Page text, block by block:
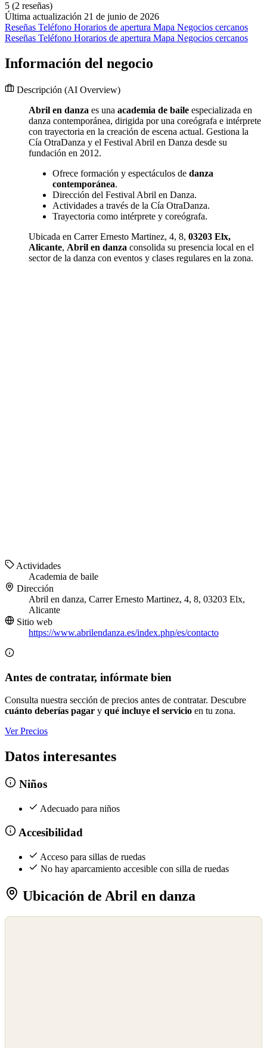
5 (2 reseñas)
Última actualización 21 de junio de 2026
Reseñas Teléfono Horarios de apertura Mapa Negocios cercanos
Reseñas Teléfono Horarios de apertura Mapa Negocios cercanos
Información del negocio
Descripción (AI Overview)
Abril en danza es una academia de baile especializada en
danza contemporánea, dirigida por una coreógrafa e intérprete
con trayectoria en la creación de escena actual. Gestiona la
Cía OtraDanza y el Festival Abril en Danza desde su
fundación en 2012.
Ofrece formación y espectáculos de danza
contemporánea.
Dirección del Festival Abril en Danza.
Actividades a través de la Cía OtraDanza.
Trayectoria como intérprete y coreógrafa.
Ubicada en Carrer Ernesto Martinez, 4, 8, 03203 Elx,
Alicante, Abril en danza consolida su presencia local en el
sector de la danza con eventos y clases regulares en la zona.
Actividades
Academia de baile
Dirección
Abril en danza, Carrer Ernesto Martinez, 4, 8, 03203 Elx,
Alicante
Sitio web
https://www.abrilendanza.es/index.php/es/contacto
Antes de contratar, infórmate bien
Consulta nuestra sección de precios antes de contratar. Descubre
cuánto deberías pagar y qué incluye el servicio en tu zona.
Ver Precios
Datos interesantes
Niños
Adecuado para niños
Accesibilidad
Acceso para sillas de ruedas
No hay aparcamiento accesible con silla de ruedas
Ubicación de Abril en danza